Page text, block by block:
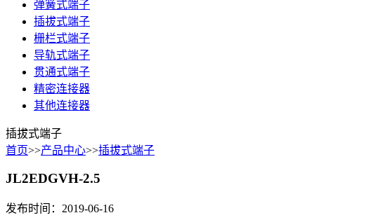
弹簧式端子
插拔式端子
栅栏式端子
导轨式端子
贯通式端子
精密连接器
其他连接器
插拔式端子
首页>>产品中心>>插拔式端子
JL2EDGVH-2.5
发布时间：2019-06-16